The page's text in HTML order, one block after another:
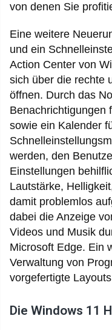
von denen Sie
Eine weitere
und ein
Action Center von
sich über die rechte
öffnen. Durch das
Benachrichtigungen
sowie ein Kalender
werden, den
Einstellungen
Lautstärke,
damit problemlos
dabei die Anzeige
Videos und Musik
Microsoft Edge. Ein
Verwaltung von
vorgefertigte
Die Windows 11